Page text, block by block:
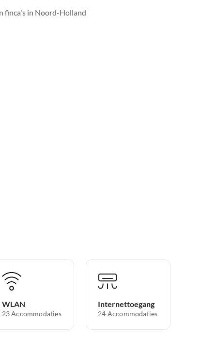
finca's in Noord-Holland
WLAN
23 Accommodaties
Internettoegang
24 Accommodaties